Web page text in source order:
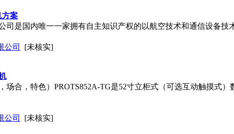
方案
司是国内唯一一家拥有自主知识产权的以航空技术和通信设备技
公司
[未核实]
场合，特色）PROTS852A-TG是52寸立柜式（可选互动触摸式
公司
[未核实]